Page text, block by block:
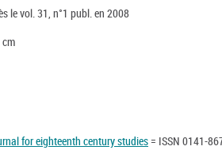
le vol. 31, n°1 publ. en 2008
for eighteenth century studies = ISSN 0141-